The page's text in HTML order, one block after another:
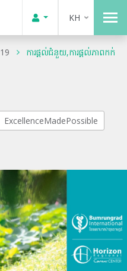
KH
ការផ្ដល់ជំនួយ,ការផ្ដល់ភាពកក់
ExcellenceMadePossible